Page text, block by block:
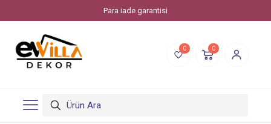
Para iade garantisi
0 0